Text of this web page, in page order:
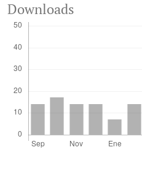
Downloads